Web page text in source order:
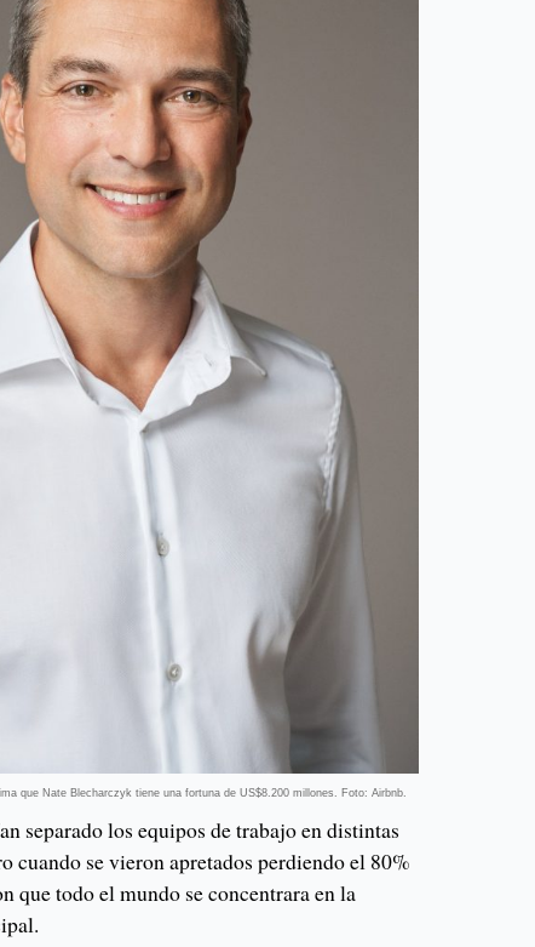
que Nate Blecharczyk tiene una fortuna de US$8.200 millones. Foto: Airbnb.
separado los equipos de trabajo en distintas
cuando se vieron apretados perdiendo el 80%
que todo el mundo se concentrara en la